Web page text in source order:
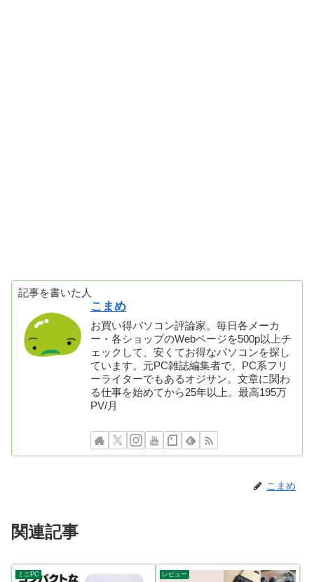
記事を書いた人
こまめ
お買い得パソコン評論家。毎日各メーカ
ー・各ショップのWebページを500p以上チ
ェックして、安くてお得なパソコンを探し
ています。元PC雑誌編集者で、PC系フリ
ーライターでもあるオジサン。文章に関わ
る仕事を始めてから25年以上。最高195万
PV/月
こまめ
関連記事
ミニPC レビュー